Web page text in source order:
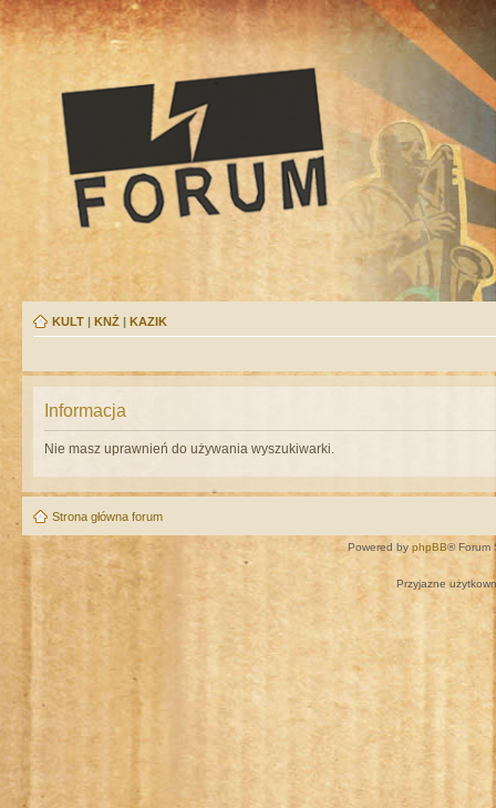
KULT | KNŻ | KAZIK
Informacja
Nie masz uprawnień do używania wyszukiwarki.
Strona główna forum
Powered by phpBB® Forum
Przyjazne